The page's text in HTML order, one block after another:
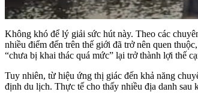
Không khó để lý giải sức hút này. Theo các
nhiều điểm đến trên thế giới đã trở nên quen
“chưa bị khai thác quá mức” lại trở thành lợi thế
Tuy nhiên, từ hiệu ứng thị giác đến khả năng
định du lịch. Thực tế cho thấy nhiều địa danh